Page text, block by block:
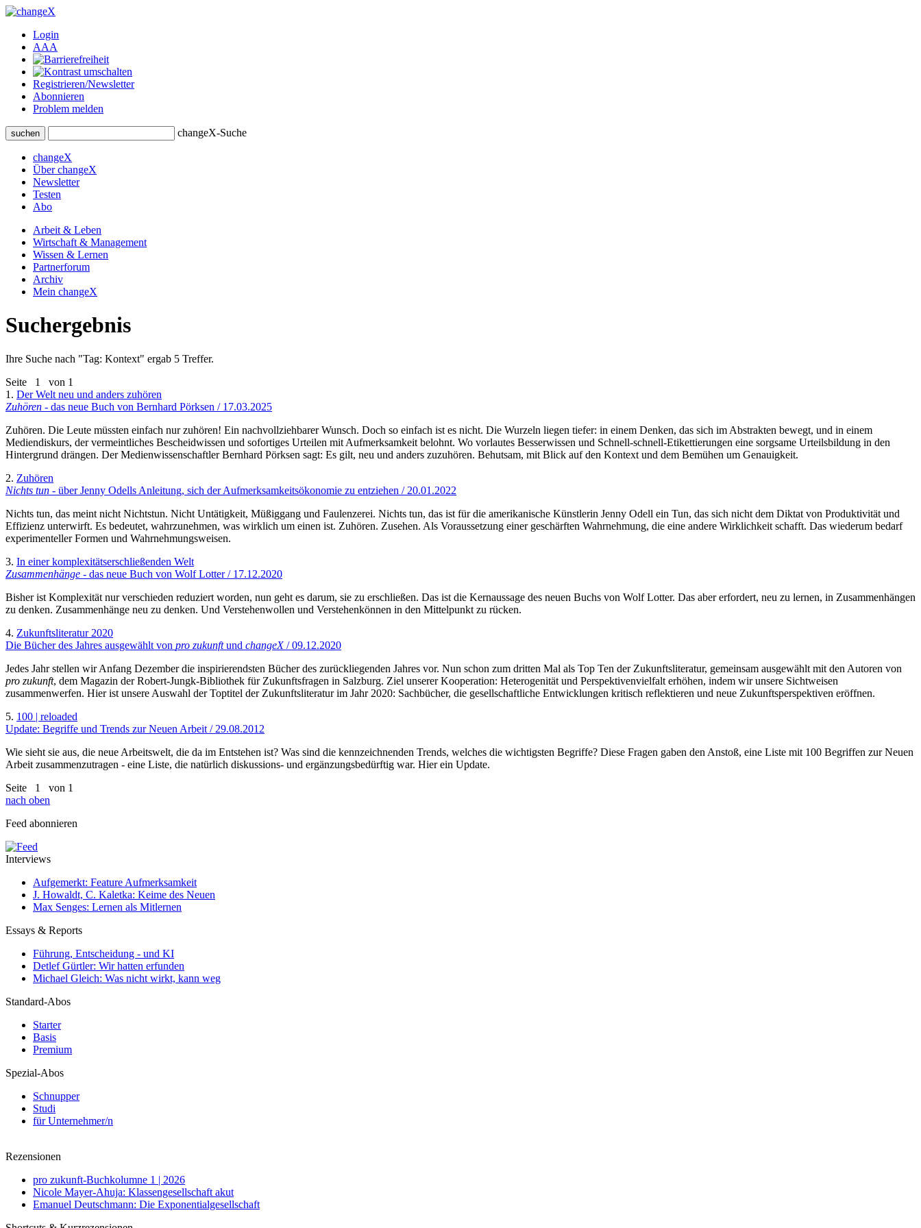
Login
AAA
Registrieren/Newsletter
Abonnieren
Problem melden
suchen changeX-Suche
changeX
Über changeX
Newsletter
Testen
Abo
Arbeit & Leben
Wirtschaft & Management
Wissen & Lernen
Partnerforum
Archiv
Mein changeX
Suchergebnis
Ihre Suche nach "Tag: Kontext" ergab 5 Treffer.
Seite 1
von 1
1. Der Welt neu und anders zuhören
Zuhören - das neue Buch von Bernhard Pörksen / 17.03.2025
Zuhören. Die Leute müssten einfach nur zuhören! Ein nachvollziehbarer Wunsch. Doch so einfach ist es nicht. Die Wurzeln liegen tiefer: in einem Denken, das sich im Abstrakten bewegt, und in einem
Mediendiskurs, der vermeintliches Bescheidwissen und sofortiges Urteilen mit Aufmerksamkeit belohnt. Wo vorlautes Besserwissen und Schnell-schnell-Etikettierungen eine sorgsame Urteilsbildung in den
Hintergrund drängen. Der Medienwissenschaftler Bernhard Pörksen sagt: Es gilt, neu und anders zuzuhören. Behutsam, mit Blick auf den Kontext und dem Bemühen um Genauigkeit.
2. Zuhören
Nichts tun - über Jenny Odells Anleitung, sich der Aufmerksamkeitsökonomie zu entziehen / 20.01.2022
Nichts tun, das meint nicht Nichtstun. Nicht Untätigkeit, Müßiggang und Faulenzerei. Nichts tun, das ist für die amerikanische Künstlerin Jenny Odell ein Tun, das sich nicht dem Diktat von Produktivität und
Effizienz unterwirft. Es bedeutet, wahrzunehmen, was wirklich um einen ist. Zuhören. Zusehen. Als Voraussetzung einer geschärften Wahrnehmung, die eine andere Wirklichkeit schafft. Das wiederum bedarf
experimenteller Formen und Wahrnehmungsweisen.
3. In einer komplexitätserschließenden Welt
Zusammenhänge - das neue Buch von Wolf Lotter / 17.12.2020
Bisher ist Komplexität nur verschieden reduziert worden, nun geht es darum, sie zu erschließen. Das ist die Kernaussage des neuen Buchs von Wolf Lotter. Das aber erfordert, neu zu lernen, in Zusammenhängen
zu denken. Zusammenhänge neu zu denken. Und Verstehenwollen und Verstehenkönnen in den Mittelpunkt zu rücken.
4. Zukunftsliteratur 2020
Die Bücher des Jahres ausgewählt von pro zukunftund changeX/ 09.12.2020
Jedes Jahr stellen wir Anfang Dezember die inspirierendsten Bücher des zurückliegenden Jahres vor. Nun schon zum dritten Mal als Top Ten der Zukunftsliteratur, gemeinsam ausgewählt mit den Autoren von
pro zukunft, dem Magazin der Robert-Jungk-Bibliothek für Zukunftsfragen in Salzburg. Ziel unserer Kooperation: Heterogenität und Perspektivenvielfalt erhöhen, indem wir unsere Sichtweisen
zusammenwerfen. Hier ist unsere Auswahl der Toptitel der Zukunftsliteratur im Jahr 2020: Sachbücher, die gesellschaftliche Entwicklungen kritisch reflektieren und neue Zukunftsperspektiven eröffnen.
5. 100 | reloaded
Update: Begriffe und Trends zur Neuen Arbeit / 29.08.2012
Wie sieht sie aus, die neue Arbeitswelt, die da im Entstehen ist? Was sind die kennzeichnenden Trends, welches die wichtigsten Begriffe? Diese Fragen gaben den Anstoß, eine Liste mit 100 Begriffen zur Neuen
Arbeit zusammenzutragen - eine Liste, die natürlich diskussions- und ergänzungsbedürftig war. Hier ein Update.
Seite 1
von 1
nach oben
Feed abonnieren
Interviews
Aufgemerkt: Feature Aufmerksamkeit
J. Howaldt, C. Kaletka: Keime des Neuen
Max Senges: Lernen als Mitlernen
Essays & Reports
Führung, Entscheidung - und KI
Detlef Gürtler: Wir hatten erfunden
Michael Gleich: Was nicht wirkt, kann weg
Standard-Abos
Starter
Basis
Premium
Spezial-Abos
Schnupper
Studi
für Unternehmer/n
Rezensionen
pro zukunft-Buchkolumne 1 | 2026
Nicole Mayer-Ahuja: Klassengesellschaft akut
Emanuel Deutschmann: Die Exponentialgesellschaft